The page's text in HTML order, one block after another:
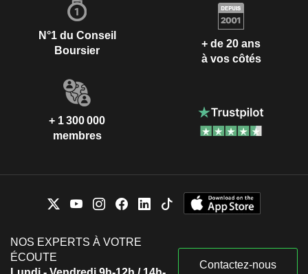
N°1 du Conseil
Boursier
+ de 20 ans
à vos côtés
+ 1 300 000
membres
NOS EXPERTS À VOTRE
ÉCOUTE
Contactez-nous